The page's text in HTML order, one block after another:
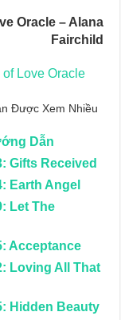
Oracle – Alana
Fairchild
Love Oracle
Được Xem Nhiều
Dẫn
Gifts Received
Earth Angel
Let The
Acceptance
Loving All That
Hidden Beauty